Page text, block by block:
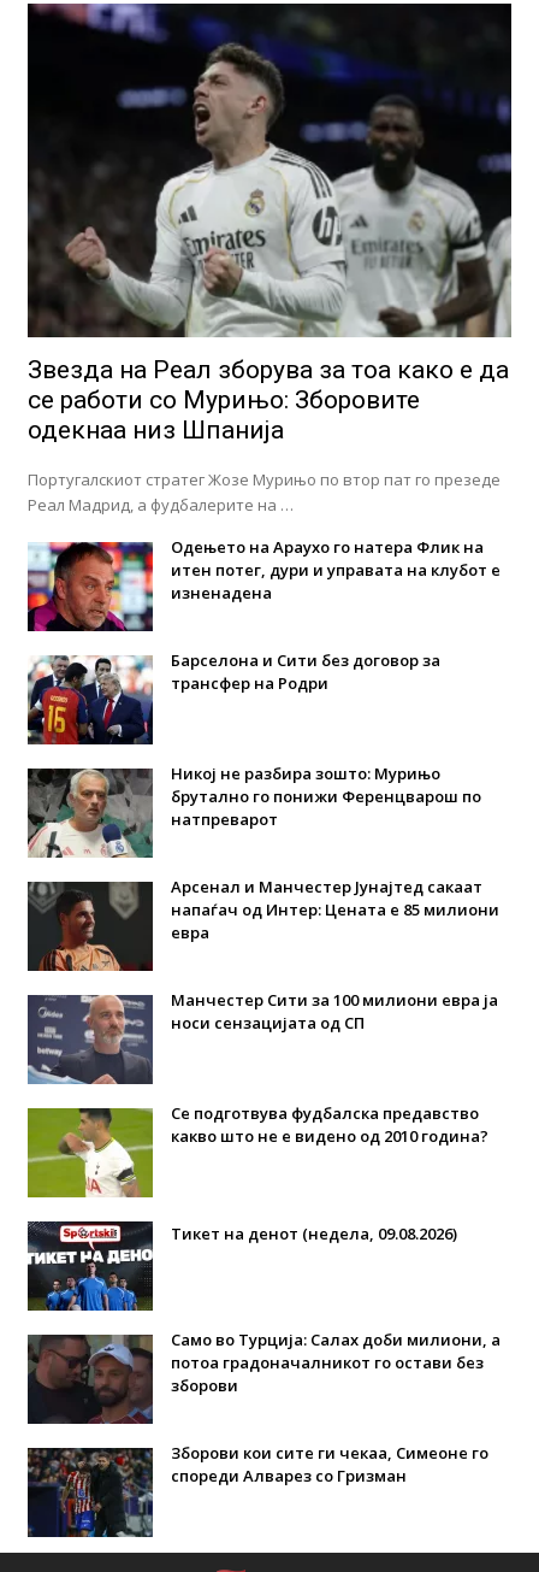
Звезда на Реал зборува за тоа како е да
се работи со Мурињо: Зборовите
одекнаа низ Шпанија
Португалскиот стратег Жозе Мурињо по втор пат го презеде
Реал Мадрид, а фудбалерите на …
Одењето на Араухо го натера Флик на
итен потег, дури и управата на клубот е
изненадена
Барселона и Сити без договор за
трансфер на Родри
Никој не разбира зошто: Мурињо
брутално го понижи Ференцварош по
натпреварот
Арсенал и Манчестер Јунајтед сакаат
напаѓач од Интер: Цената е 85 милиони
евра
Манчестер Сити за 100 милиони евра ја
носи сензацијата од СП
Се подготвува фудбалска предавство
какво што не е видено од 2010 година?
Тикет на денот (недела, 09.08.2026)
Само во Турција: Салах доби милиони, а
потоа градоначалникот го остави без
зборови
Зборови кои сите ги чекаа, Симеоне го
спореди Алварез со Гризман